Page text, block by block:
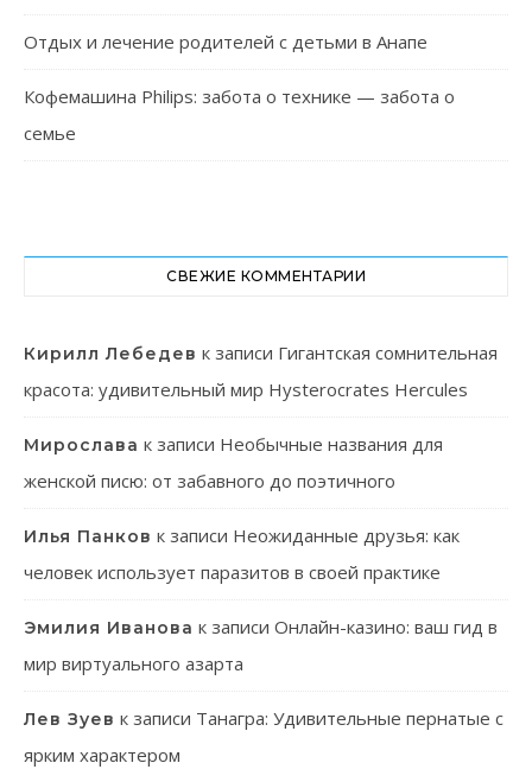
Отдых и лечение родителей с детьми в Анапе
Кофемашина Philips: забота о технике — забота о
семье
СВЕЖИЕ КОММЕНТАРИИ
Кирилл Лебедев к записи Гигантская сомнительная
красота: удивительный мир Hysterocrates Hercules
Мирослава к записи Необычные названия для
женской писю: от забавного до поэтичного
Илья Панков к записи Неожиданные друзья: как
человек использует паразитов в своей практике
Эмилия Иванова к записи Онлайн-казино: ваш гид в
мир виртуального азарта
Лев Зуев к записи Танагра: Удивительные пернатые с
ярким характером